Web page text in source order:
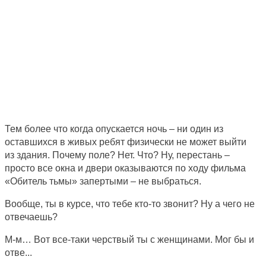
Тем более что когда опускается ночь – ни один из
оставшихся в живых ребят физически не может выйти
из здания. Почему поле? Нет. Что? Ну, перестань –
просто все окна и двери оказываются по ходу фильма
«Обитель тьмы» запертыми – не выбраться.
Вообще, ты в курсе, что тебе кто-то звонит? Ну а чего не
отвечаешь?
М-м… Вот все-таки черствый ты с женщинами. Мог бы и
отве...